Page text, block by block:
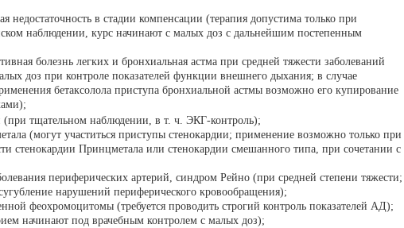
недостаточность в стадии компенсации (терапия допустима только при
наблюдении, курс начинают с малых доз с дальнейшим постепенным
болезнь легких и бронхиальная астма при средней тяжести заболеваний
доз при контроле показателей функции внешнего дыхания; в случае
бетаксолола приступа бронхиальной астмы возможно его купирование
(при тщательном наблюдении, в т. ч. ЭКГ-контроль);
(могут участиться приступы стенокардии; применение возможно только при
стенокардии Принцметала или стенокардии смешанного типа, при сочетании с
периферических артерий, синдром Рейно (при средней степени тяжести;
нарушений периферического кровообращения);
феохромоцитомы (требуется проводить строгий контроль показателей АД);
начинают под врачебным контролем с малых доз);